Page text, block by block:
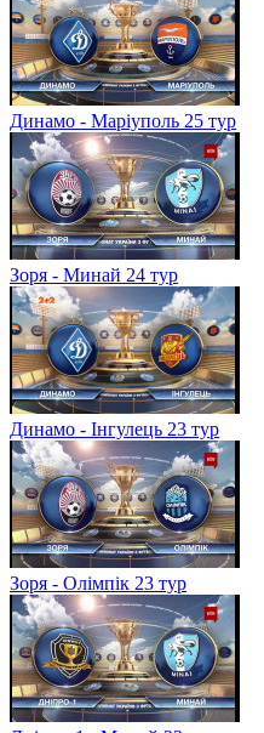
Динамо - Маріуполь 25 тур
Зоря - Минай 24 тур
Динамо - Інгулець 23 тур
Зоря - Олімпік 23 тур